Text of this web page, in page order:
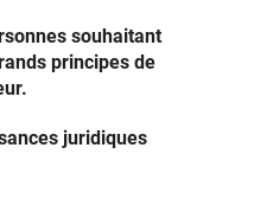
souhaitant
principes de
juridiques